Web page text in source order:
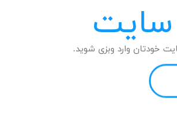
سایت
خودتان وارد وبزی شوید.